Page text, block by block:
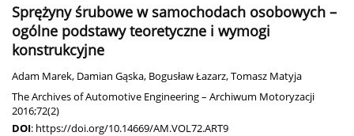
Sprężyny śrubowe w samochodach osobowych –
ogólne podstawy teoretyczne i wymogi
konstrukcyjne
Adam Marek, Damian Gąska, Bogusław Łazarz,Tomasz Matyja
The Archives of Automotive Engineering – Archiwum Motoryzacji
2016;72(2)
DOI: https://doi.org/10.14669/AM.VOL72.ART9